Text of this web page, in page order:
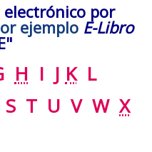
por
ejemplo E-Libro
H I J K L
S T U V W X